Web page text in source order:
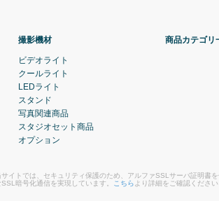
撮影機材
ビデオライト
クールライト
LEDライト
スタンド
写真関連商品
スタジオセット商品
オプション
商品カテゴリ
サイトでは、セキュリティ保護のため、アルファSSLサーバ証明書
SSL暗号化通信を実現しています。
こちら より詳細をご確認くださ